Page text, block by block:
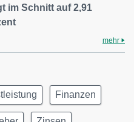
im Schnitt auf 2,91
mehr
Finanzen